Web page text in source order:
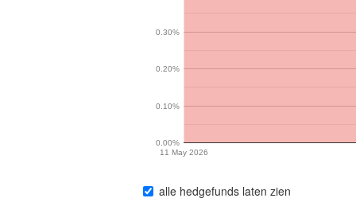
11 May 2026
0.00%
0.10%
0.20%
0.30%
alle hedgefunds laten zien